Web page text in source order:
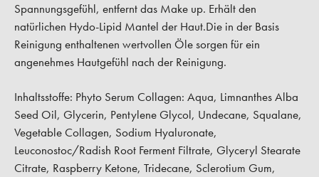
Spannungsgefühl, entfernt das Make up. Erhält den
natürlichen Hydo-Lipid Mantel der Haut.Die in der Basis
Reinigung enthaltenen wertvollen Öle sorgen für ein
angenehmes Hautgefühl nach der Reinigung.
Inhaltsstoffe: Phyto Serum Collagen: Aqua, Limnanthes Alba
Seed Oil, Glycerin, Pentylene Glycol, Undecane, Squalane,
Vegetable Collagen, Sodium Hyaluronate,
Leuconostoc/Radish Root Ferment Filtrate, Glyceryl Stearate
Citrate, Raspberry Ketone, Tridecane, Sclerotium Gum,